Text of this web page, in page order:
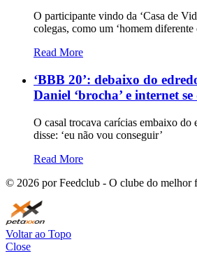
O participante vindo da ‘Casa de
colegas, como um ‘homem diferente
Read More
‘BBB 20’: debaixo do
Daniel ‘brocha’ e internet
O casal trocava carícias embaixo do
disse: ‘eu não vou conseguir’
Read More
© 2026 por Feedclub - O clube do melhor
Voltar ao Topo
Close